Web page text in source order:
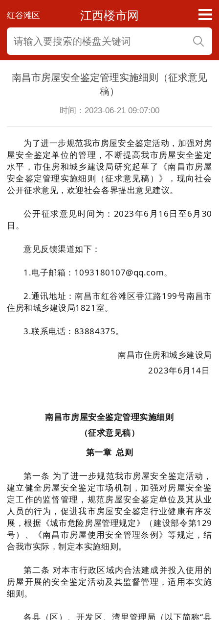
红谷滩区 江西楼市网
南昌市房屋安全鉴定管理实施细则（征求意见
稿）
时间：2023-06-21 09:07:00
为了进一步规范我市房屋安全鉴定活动，加强对房
屋安全鉴定单位的管理，不断提高我市房屋安全鉴定
水平，市住房和城乡建设局研究起草了《南昌市房屋
安全鉴定管理实施细则（征求意见稿）》，现向社会
公开征求意见，欢迎社会各界提出意见建议。
公开征求意见时间为：2023年6月16日至6月30
日。
意见反馈渠道如下：
1.电子邮箱：1093180107@qq.com。
2.通讯地址：南昌市红谷滩区香江路199号南昌市
住房和城乡建设局1821室。
3.联系电话：83884375。
南昌市住房和城乡建设局
2023年6月14日
南昌市房屋安全鉴定管理实施细则
（征求意见稿）
第一章 总则
第一条 为了进一步规范我市房屋安全鉴定活动，
建立健全房屋安全鉴定市场机制，加强对房屋安全鉴
定工作的监督管理，规范房屋安全鉴定单位及其从业
人员的行为，促进我市房屋安全鉴定行业健康有序发
展，根据《城市危险房屋管理规定》（建设部令第129
号）、《南昌市房屋使用安全管理条例》等规定，结
合我市实际，制定本实施细则。
第二条 对本市行政区域内合法建成并投入使用的
房屋开展的安全鉴定活动及其监督管理，适用本实施
细则。
各县（区）、开发区、湾里管理局（以下简称“县